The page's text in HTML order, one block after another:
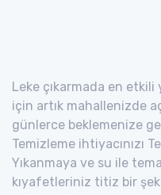
Leke çıkarmada en
için artık mahallenizde
günlerce beklemenize
Temizleme ihtiyacınızı
Yıkanmaya ve su ile
kıyafetleriniz titiz bir